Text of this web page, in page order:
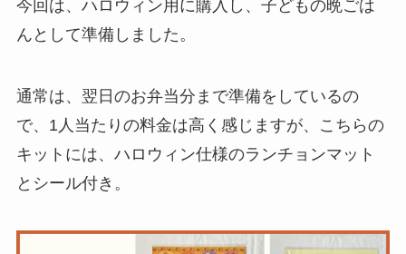
今回は、ハロウィン用に購入し、子どもの晩ごは
んとして準備しました。
通常は、翌日のお弁当分まで準備をしているの
で、1人当たりの料金は高く感じますが、こちらの
キットには、ハロウィン仕様のランチョンマット
とシール付き。